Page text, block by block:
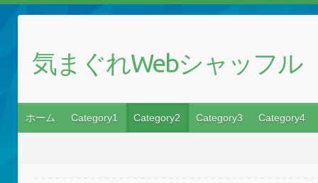
気まぐれWebシャッフル
ホーム Category1 Category2 Category3 Category4